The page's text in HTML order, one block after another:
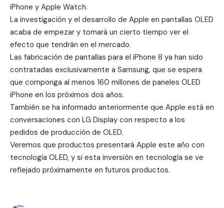
iPhone y Apple Watch.
La investigación y el desarrollo de Apple en pantallas OLED
acaba de empezar y tomará un cierto tiempo ver el
efecto que tendrán en el mercado.
Las fabricación de pantallas para el iPhone 8 ya han sido
contratadas exclusivamente a Samsung, que se espera
que componga al menos 160 millones de paneles OLED
iPhone en los próximos dos años.
También se ha informado anteriormente que Apple está en
conversaciones con LG Display con respecto a los
pedidos de producción de OLED.
Veremos que productos presentará Apple este año con
tecnología OLED, y si esta inversión en tecnología se ve
reflejado próximamente en futuros productos.